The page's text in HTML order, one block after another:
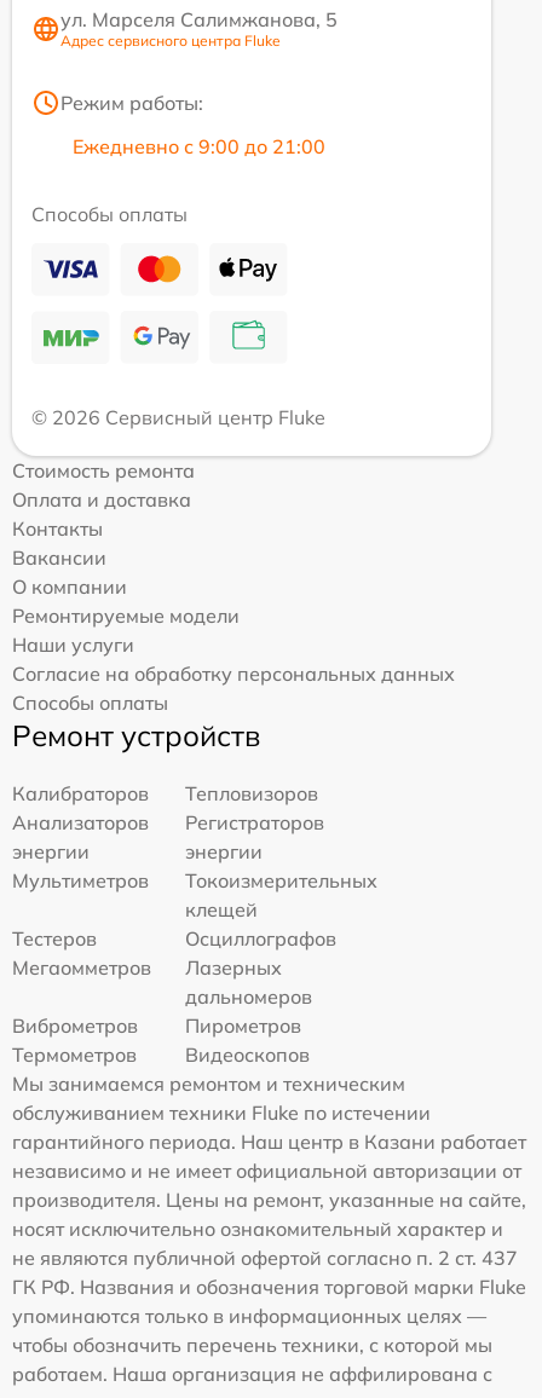
ул. Марселя Салимжанова, 5
Адрес сервисного центра Fluke
Режим работы:
Ежедневно с 9:00 до 21:00
Способы оплаты
© 2026 Сервисный центр Fluke
Стоимость ремонта
Оплата и доставка
Контакты
Вакансии
О компании
Ремонтируемые модели
Наши услуги
Согласие на обработку персональных данных
Способы оплаты
Ремонт устройств
Калибраторов
Тепловизоров
Анализаторов
энергии
Регистраторов
энергии
Мультиметров
Токоизмерительных
клещей
Тестеров
Осциллографов
Мегаомметров
Лазерных
дальномеров
Виброметров
Пирометров
Термометров
Видеоскопов
Мы занимаемся ремонтом и техническим
обслуживанием техники Fluke по истечении
гарантийного периода. Наш центр в Казани работает
независимо и не имеет официальной авторизации от
производителя. Цены на ремонт, указанные на сайте,
носят исключительно ознакомительный характер и
не являются публичной офертой согласно п. 2 ст. 437
ГК РФ. Названия и обозначения торговой марки Fluke
упоминаются только в информационных целях —
чтобы обозначить перечень техники, с которой мы
работаем. Наша организация не аффилирована с